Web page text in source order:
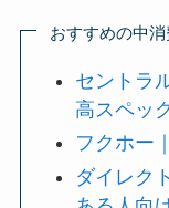
おすすめの中
セントラ
高スペッ
フクホー
ダイレク